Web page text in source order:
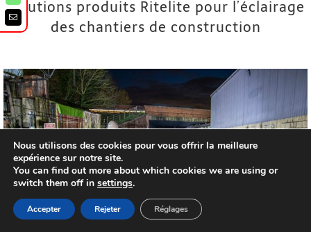
Solutions produits Ritelite pour l’éclairage
des chantiers de construction
LAMPES DE TRAVAIL LED
RECHARGEABLES
Email
Nous utilisons des cookies pour vous offrir la meilleure
expérience sur notre site.
You can find out more about which cookies we are using or
switch them off in settings.
Accepter Rejeter Réglages